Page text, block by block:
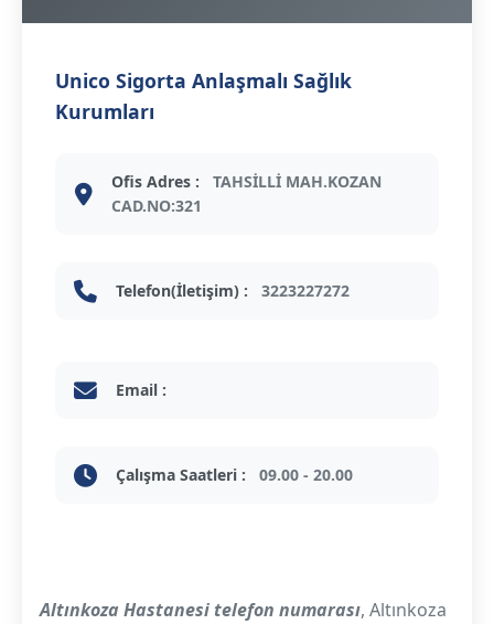
Unico Sigorta Anlaşmalı Sağlık
Kurumları
Ofis Adres :
TAHSİLLİ MAH.KOZAN
CAD.NO:321
Telefon(İletişim) : 3223227272
Email :
Çalışma Saatleri : 09.00 - 20.00
Altınkoza Hastanesi telefon numarası, Altınkoza